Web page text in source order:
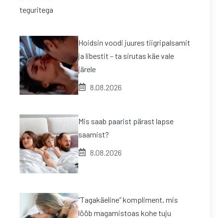
Hoidsin voodi juures tiigripalsamit
ja libestit – ta sirutas käe vale
järele
8.08.2026
Mis saab paarist pärast lapse
saamist?
8.08.2026
“Tagakäeline” kompliment, mis
lööb magamistoas kohe tuju